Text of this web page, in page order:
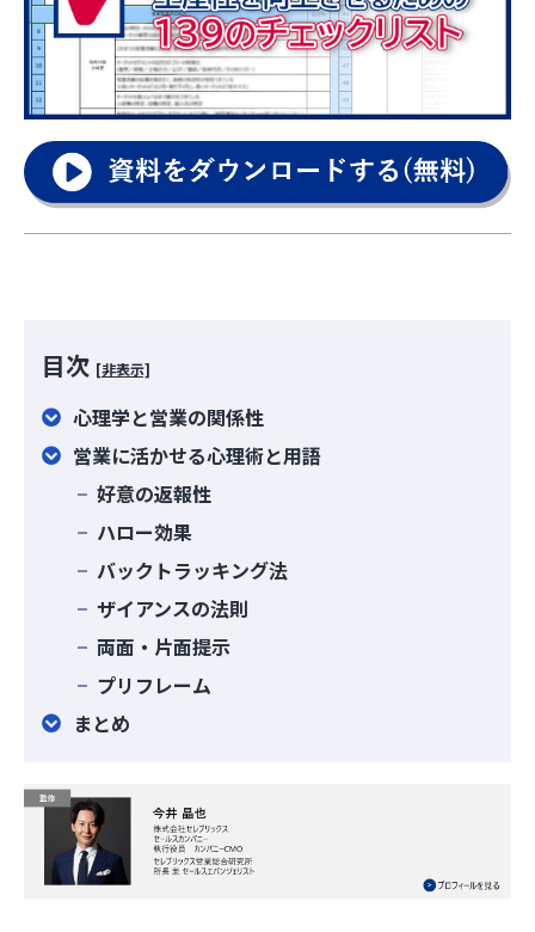
目次 [非表示]
心理学と営業の関係性
営業に活かせる心理術と用語
好意の返報性
ハロー効果
バックトラッキング法
ザイアンスの法則
両面・片面提示
プリフレーム
まとめ